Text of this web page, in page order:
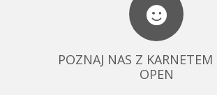
POZNAJ NAS Z
OPEN